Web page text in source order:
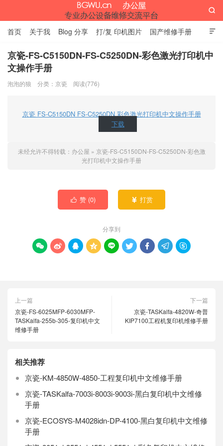
办公屋

首页 关于我 Blog 分享 打/复 印机图片 国产维修手册
外资维修手册 伊萨网址大全 办公设备网页名片 留言板

京瓷-FS-C5150DN-FS-C5250DN-彩色激光打印机中
文操作手册
泡泡的狼 分类： 京瓷 阅读(776)
京瓷 FS-C5150DN FS-C5250DN 彩色激光打印机中文操作手册
下载
未经允许不得转载： 办公屋 » 京瓷-FS-C5150DN-FS-C5250DN-彩色激
光打印机中文操作手册
 赞 (0)  打赏
分享到
        
上一篇
京瓷-FS-6025MFP-6030MFP-
TASKalfa-255b-305-复印机中文
维修手册
下一篇
京瓷-TASKalfa-4820W-奇普
KIP7100工程机复印机维修手册
相关推荐
京瓷-KM-4850W-4850-工程复印机中文维修手册
京瓷-TASKalfa-7003i-8003i-9003i-黑白复印机中文维修
手册
京瓷-ECOSYS-M4028idn-DP-4100-黑白复印机中文维修
手册